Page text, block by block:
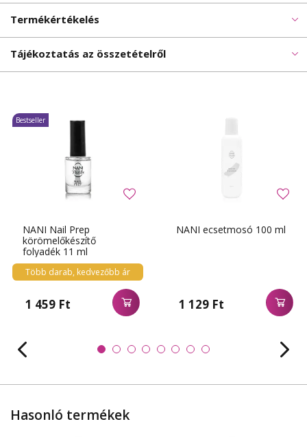
Termékértékelés
Tájékoztatás az összetételről
NANI Nail Prep
körömelőkészítő
folyadék 11 ml
Több darab, kedvezőbb ár
1 459 Ft
Bestseller
NANI ecsetmosó 100 ml
1 129 Ft
Hasonló termékek